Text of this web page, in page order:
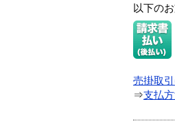
以下の
売掛取
⇒支払